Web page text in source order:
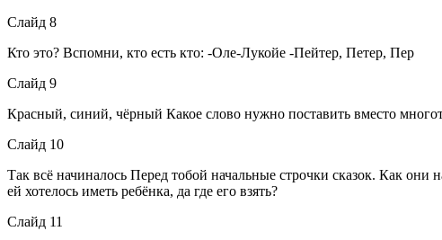
Слайд 8
Кто это? Вспомни, кто есть кто: -Оле-Лукойе -Пейтер, Петер, Пер
Слайд 9
Красный, синий, чёрный Какое слово нужно поставить вместо
Слайд 10
Так всё начиналось Перед тобой начальные строчки сказок. Как
ей хотелось иметь ребёнка, да где его взять?
Слайд 11